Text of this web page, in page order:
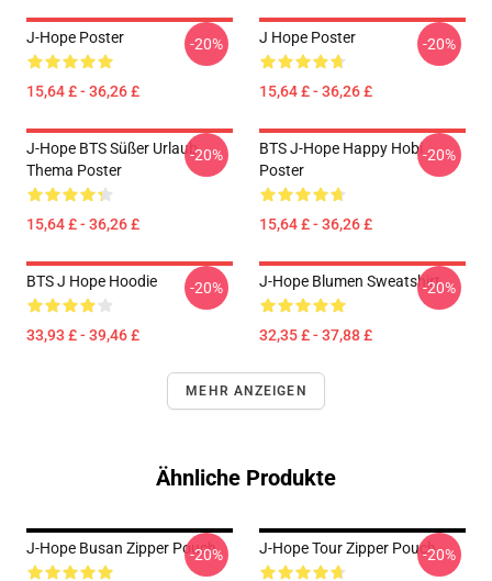
J-Hope Poster
15,64 £ - 36,26 £
-20% J Hope Poster
15,64 £ - 36,26 £
-20%
J-Hope BTS Süßer Urlaub
Thema Poster
15,64 £ - 36,26 £
-20%
BTS J-Hope Happy Hobi
Poster
15,64 £ - 36,26 £
-20%
BTS J Hope Hoodie
33,93 £ - 39,46 £
-20% J-Hope Blumen Sweatshirt
32,35 £ - 37,88 £
-20%
MEHR ANZEIGEN
Ähnliche Produkte
J-Hope Busan Zipper Pouch
-20% J-Hope Tour Zipper Pouch-20%